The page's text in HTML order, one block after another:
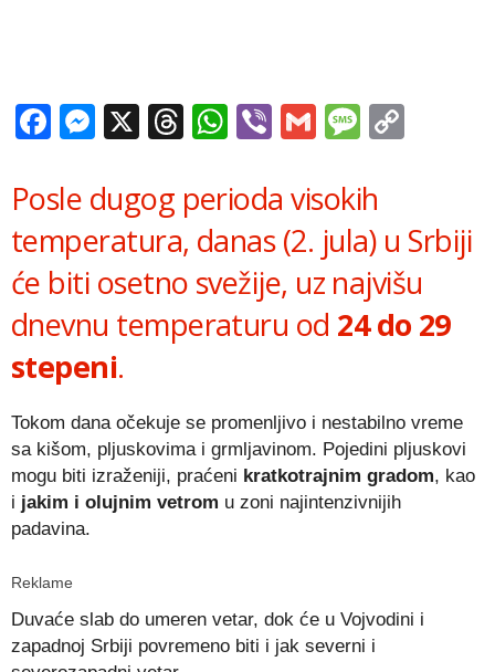
Facebook
Messenger
X Threads
WhatsApp
ViberGmail
Posle dugog perioda visokih
temperatura, danas (2. jula) u Srbiji
će biti osetno svežije, uz najvišu
dnevnu temperaturu od 24 do 29
stepeni.
Tokom dana očekuje se promenljivo i nestabilno vreme
sa kišom, pljuskovima i grmljavinom. Pojedini pljuskovi
mogu biti izraženiji, praćeni kratkotrajnim gradom, kao
i jakim i olujnim vetrom u zoni najintenzivnijih
padavina.
Reklame
Duvaće slab do umeren vetar, dok će u Vojvodini i
zapadnoj Srbiji povremeno biti i jak severni i